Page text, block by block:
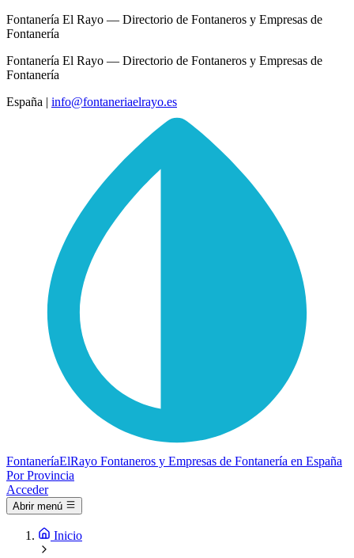
Fontanería El Rayo — Directorio de Fontaneros y Empresas de
Fontanería
Fontanería El Rayo — Directorio de Fontaneros y Empresas de
Fontanería
España | info@fontaneriaelrayo.es
FontaneríaElRayo Fontaneros y Empresas de Fontanería en España
Por Provincia
Acceder
Abrir menú
Inicio